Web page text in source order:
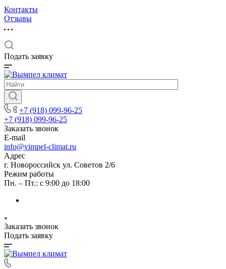
Контакты
Отзывы
Подать заявку
+7 (918) 099-96-25
+7 (918) 099-96-25
Заказать звонок
E-mail
info@vimpel-climat.ru
Адрес
г. Новороссийск ул. Советов 2/6
Режим работы
Пн. – Пт.: с 9:00 до 18:00
Заказать звонок
Подать заявку